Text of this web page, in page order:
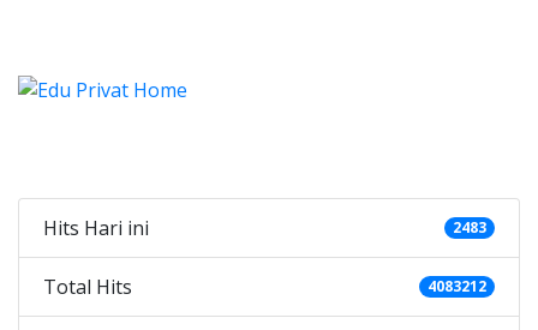
Hits Hari ini 2483
Total Hits 4083212